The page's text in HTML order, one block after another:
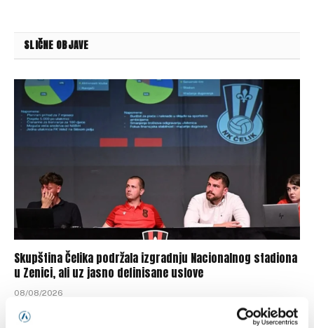
SLIČNE OBJAVE
Skupština Čelika podržala izgradnju Nacionalnog stadiona
u Zenici, ali uz jasno definisane uslove
08/08/2026